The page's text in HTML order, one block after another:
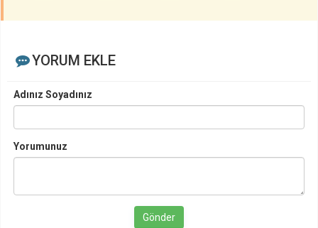
YORUM EKLE
Adınız Soyadınız
Yorumunuz
Gönder